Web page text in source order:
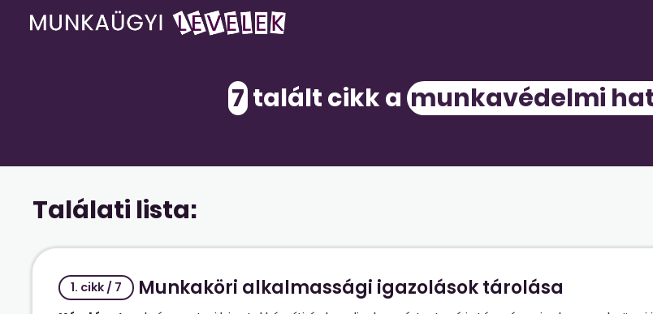
7 talált cikk a munkavédelmi
Találati lista:
1. cikk / 7 Munkaköri alkalmassági igazolások tárolása